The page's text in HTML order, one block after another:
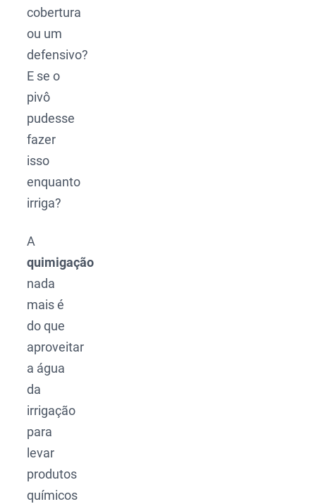
cobertura
ou um
defensivo?
E se o
pivô
pudesse
fazer
isso
enquanto
irriga?
A
quimigação
nada
mais é
do que
aproveitar
a água
da
irrigação
para
levar
produtos
químicos